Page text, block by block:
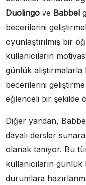
Duolingo ve Babbel
becerilerini
oyunlaştırılmış bir
kullanıcıların
günlük alıştırmalarla
becerilerini geliştirme
eğlenceli bir şekilde
Diğer yandan,
dayalı dersler
olanak tanıyor. Bu
kullanıcıların
durumlara